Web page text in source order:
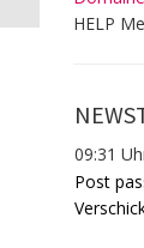
HELP
09:31
Post